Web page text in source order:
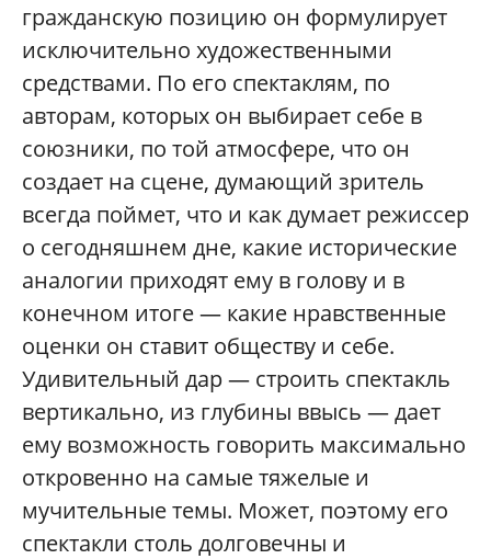
гражданскую позицию он формулирует
исключительно художественными
средствами. По его спектаклям, по
авторам, которых он выбирает себе в
союзники, по той атмосфере, что он
создает на сцене, думающий зритель
всегда поймет, что и как думает режиссер
о сегодняшнем дне, какие исторические
аналогии приходят ему в голову и в
конечном итоге — какие нравственные
оценки он ставит обществу и себе.
Удивительный дар — строить спектакль
вертикально, из глубины ввысь — дает
ему возможность говорить максимально
откровенно на самые тяжелые и
мучительные темы. Может, поэтому его
спектакли столь долговечны и